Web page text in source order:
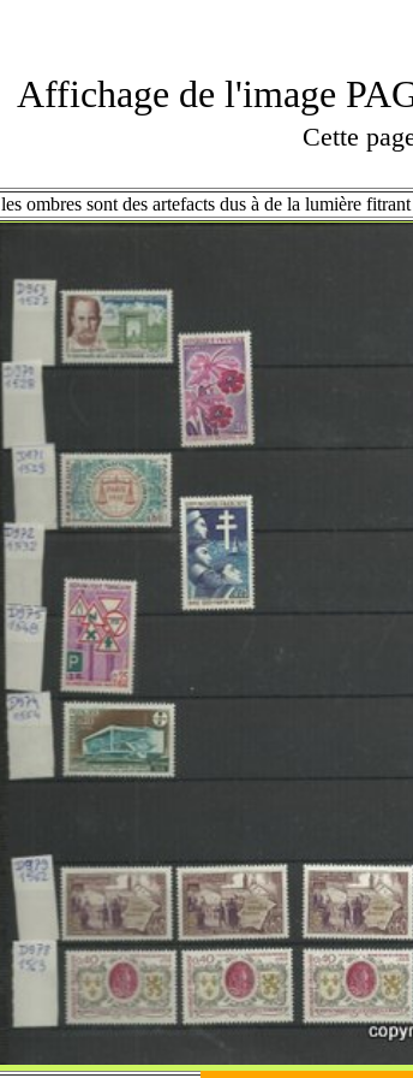
Affichage de l'image
Cette
les ombres sont des artefacts dus à de la lumière